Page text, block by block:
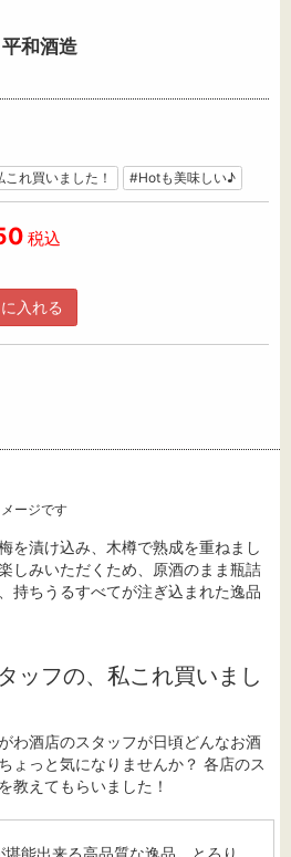
和酒造
れ買いました！ #Hotも美味しい♪
税込
入れる
ージです
を漬け込み、木樽で熟成を重ねまし
しみいただくため、原酒のまま瓶詰
持ちうるすべてが注ぎ込まれた逸品
ッフの、私これ買いまし
わ酒店のスタッフが日頃どんなお酒
ょっと気になりませんか？ 各店のス
教えてもらいました！